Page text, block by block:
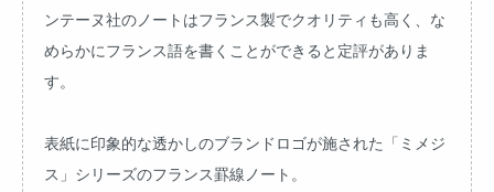
ンテーヌ社のノートはフランス製でクオリティも高く、な
めらかにフランス語を書くことができると定評がありま
す。
表紙に印象的な透かしのブランドロゴが施された「ミメジ
ス」シリーズのフランス罫線ノート。